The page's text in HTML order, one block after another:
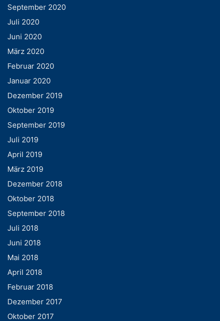
September 2020
Juli 2020
Juni 2020
März 2020
Februar 2020
Januar 2020
Dezember 2019
Oktober 2019
September 2019
Juli 2019
April 2019
März 2019
Dezember 2018
Oktober 2018
September 2018
Juli 2018
Juni 2018
Mai 2018
April 2018
Februar 2018
Dezember 2017
Oktober 2017